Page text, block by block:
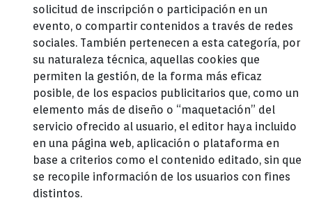
solicitud de inscripción o participación en un
evento, o compartir contenidos a través de redes
sociales. También pertenecen a esta categoría, por
su naturaleza técnica, aquellas cookies que
permiten la gestión, de la forma más eficaz
posible, de los espacios publicitarios que, como un
elemento más de diseño o “maquetación” del
servicio ofrecido al usuario, el editor haya incluido
en una página web, aplicación o plataforma en
base a criterios como el contenido editado, sin que
se recopile información de los usuarios con fines
distintos.